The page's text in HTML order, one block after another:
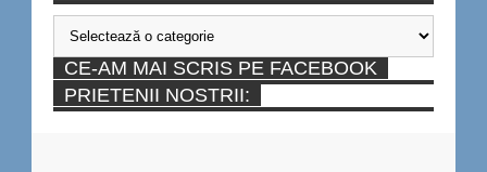
Categorii
CE-AM MAI SCRIS PE FACEBOOK
PRIETENII NOSTRII: